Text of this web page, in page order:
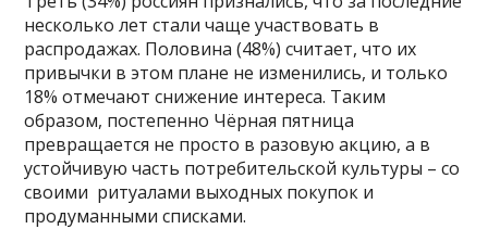
несколько лет стали чаще участвовать в
распродажах. Половина (48%) считает, что их
привычки в этом плане не изменились, и только
18% отмечают снижение интереса. Таким
образом, постепенно Чёрная пятница
превращается не просто в разовую акцию, а в
устойчивую часть потребительской культуры – со
своими ритуалами выходных покупок и
продуманными списками.